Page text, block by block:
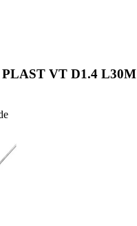
VT D1.4 L30M